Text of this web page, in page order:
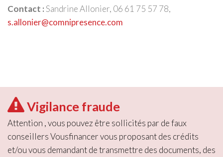
Contact :Sandrine Allonier, 06 61 75 57 78,
s.allonier@comnipresence.com
Vigilance fraude
Attention , vous pouvez être sollicités par de faux
conseillers Vousfinancer vous proposant des crédits
et/ou vous demandant de transmettre des documents, des